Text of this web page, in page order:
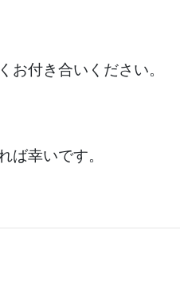
付き合いください。
幸いです。